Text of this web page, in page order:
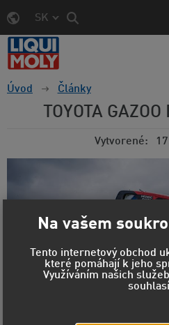
SK
Úvod Články
TOYOTA
Vytvorené
Na vašem
Tento internetový obchod
které pomáhají k jeho
Využíváním našich